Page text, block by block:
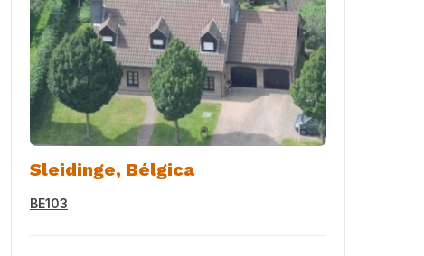
Sleidinge, Bélgica
BE103